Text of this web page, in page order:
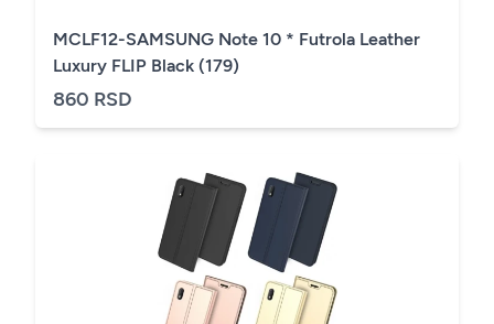
MCLF12-SAMSUNG Note 10 * Futrola Leather
Luxury FLIP Black (179)
860 RSD